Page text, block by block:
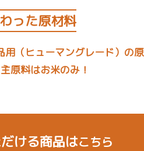
った原材料
（ヒューマングレード）の
原料はお米のみ！
ける商品はこちら